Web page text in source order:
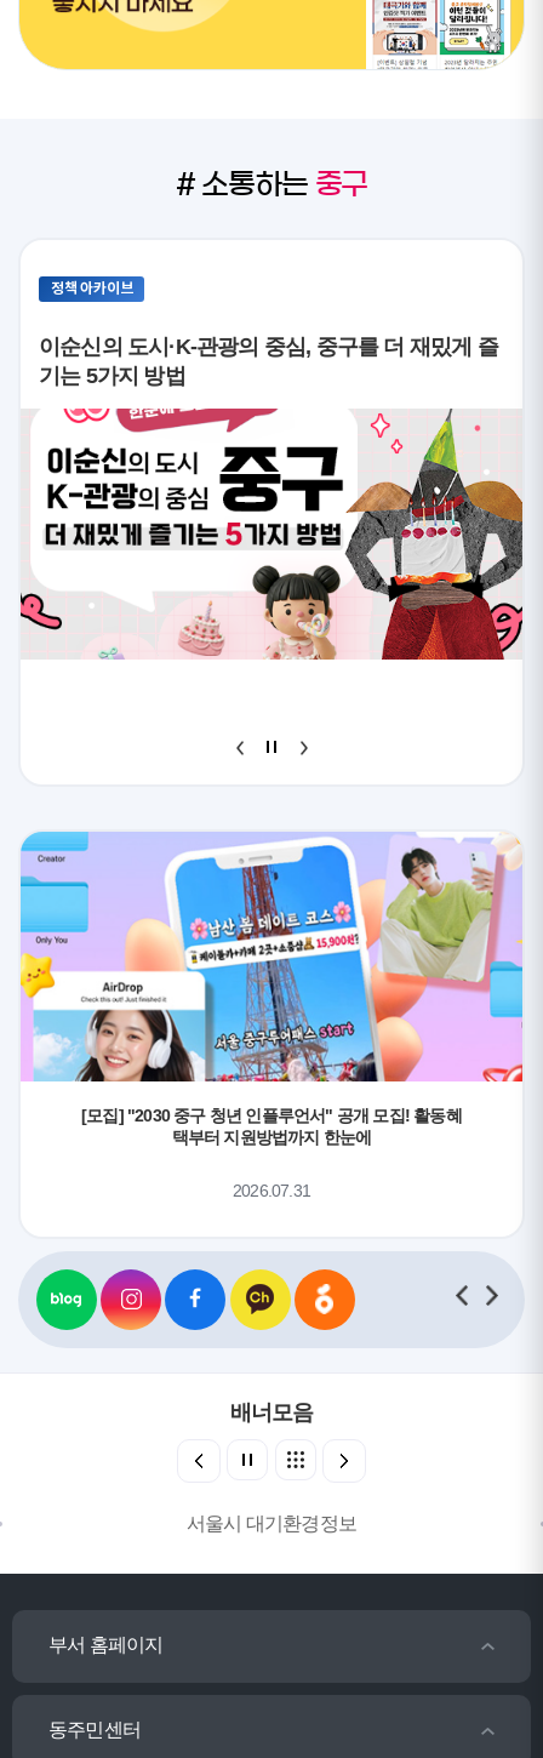
# 소통하는 중구
정책 아카이브
이순신의 도시·K-관광의 중심, 중구를 더 재밌게 즐
기는 5가지 방법
[모집] "2030 중구 청년 인플루언서" 공개 모집! 활동혜
택부터 지원방법까지 한눈에
2026.07.31
배너모음
서울시 대기환경정보
부서 홈페이지
동주민센터